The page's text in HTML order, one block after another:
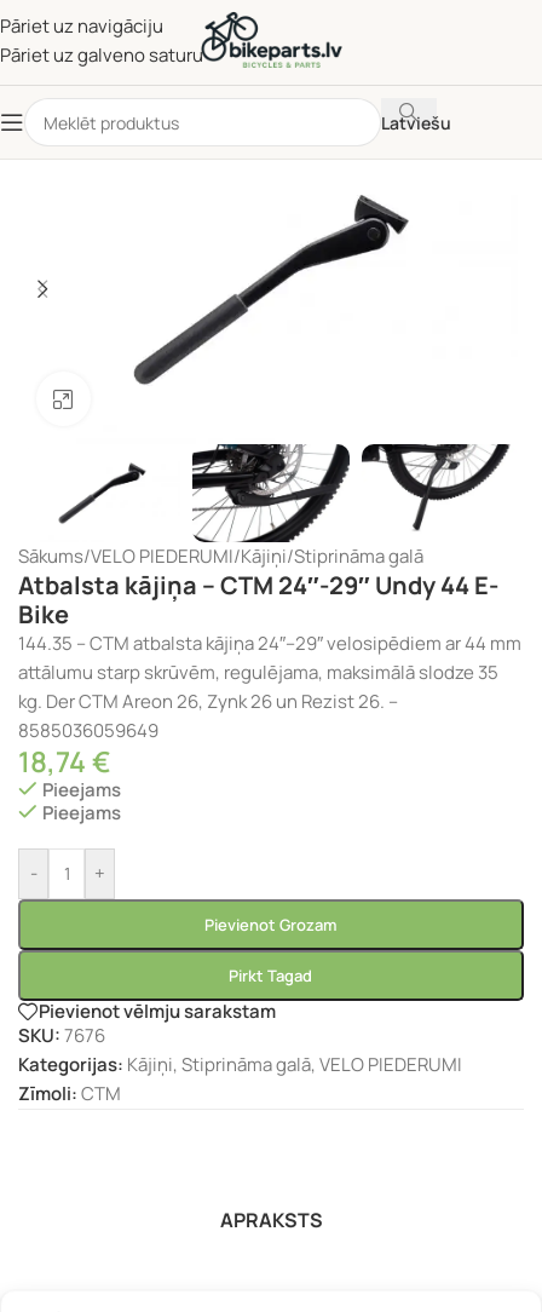
Pāriet uz navigāciju
Pāriet uz galveno saturu
Latviešu
Sākums/VELO PIEDERUMI/Kājiņi/Stiprināma galā
Atbalsta kājiņa – CTM 24″-29″ Undy 44 E-
Bike
144.35 – CTM atbalsta kājiņa 24″–29″ velosipēdiem ar 44 mm
attālumu starp skrūvēm, regulējama, maksimālā slodze 35
kg. Der CTM Areon 26, Zynk 26 un Rezist 26. –
8585036059649
18,74€
Pieejams
Pieejams
- +
Pievienot Grozam
Pirkt Tagad
Pievienot vēlmju sarakstam
SKU:7676
Kategorijas: Kājiņi,Stiprināma galā,VELO PIEDERUMI
Zīmoli:CTM
APRAKSTS